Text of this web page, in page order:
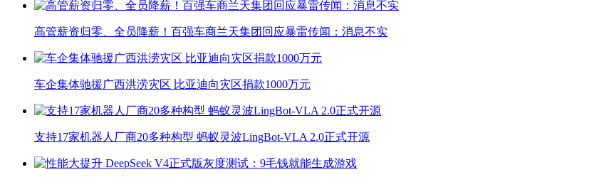
高管薪资归零、全员降薪！百强车商兰天集团回应暴雷传闻：消息不实
车企集体驰援广西洪涝灾区 比亚迪向灾区捐款1000万元
支持17家机器人厂商20多种构型 蚂蚁灵波LingBot-VLA 2.0正式开源